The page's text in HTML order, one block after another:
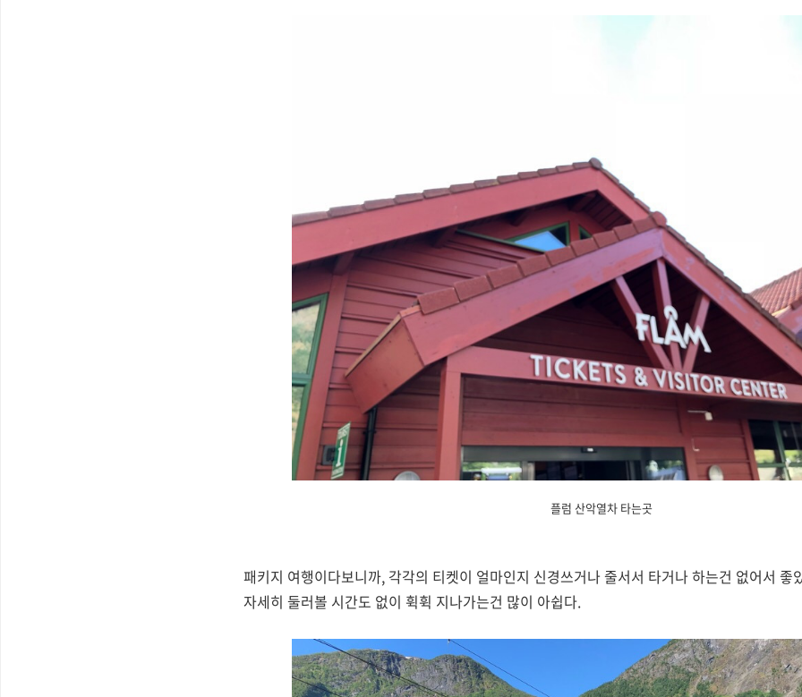
플럼 산악열차 타는곳
패키지 여행이다보니까, 각각의 티켓이 얼마인지 신경쓰거나 줄서서 타거나 하는건 없어서 좋
자세히 둘러볼 시간도 없이 휙휙 지나가는건 많이 아쉽다.